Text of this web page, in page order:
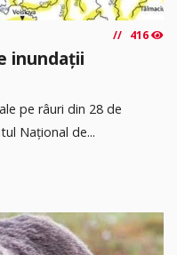
416
inundații
pe râuri din 28 de
Național de...